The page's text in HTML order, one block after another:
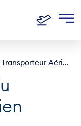
Responsabilité Du Transporteur Aérien